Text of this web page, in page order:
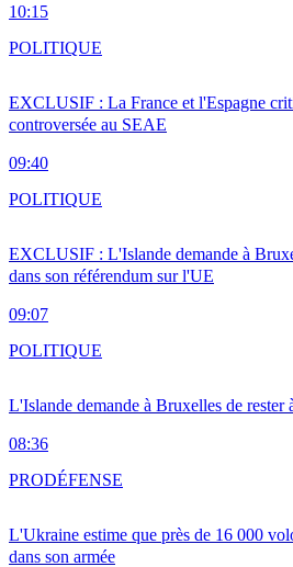
10:15
EXCLUSIF : La France et l'Espagne
controversée au SEAE
09:40
POLITIQUE
EXCLUSIF : L'Islande demande à
dans son référendum sur l'UE
09:07
POLITIQUE
L'Islande demande à Bruxelles de rester
08:36
POLITIQUE
L'Ukraine estime que près de 16 000
dans son armée
PRODÉFENSE